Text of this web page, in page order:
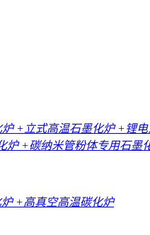
炉+立式高温石墨化炉+锂
炉+碳纳米管粉体专用石墨
炉+高真空高温碳化炉